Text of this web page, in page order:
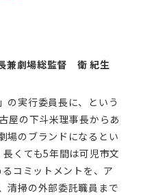
兼劇場総監督 衛 紀生
の実行委員長に、という
屋の下斗米理事長からあ
場のブランドになるとい
くても5年間は可児市文
コミットメントを、ア
清掃の外部委託職員まで